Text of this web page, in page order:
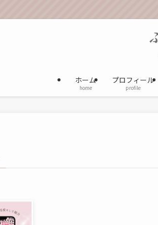
ホーム
home
プロフィール
profile